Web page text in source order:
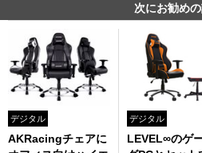
次にお勧め
デジタル
AKRacingチェアに
デジタル
LEVEL∞のゲ